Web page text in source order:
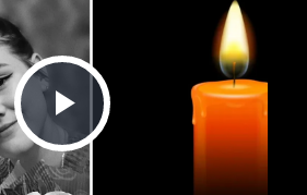
Play Video